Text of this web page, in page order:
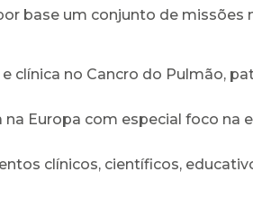
base um conjunto de missões
clínica no Cancro do Pulmão,
Europa com especial foco na
clínicos, científicos,